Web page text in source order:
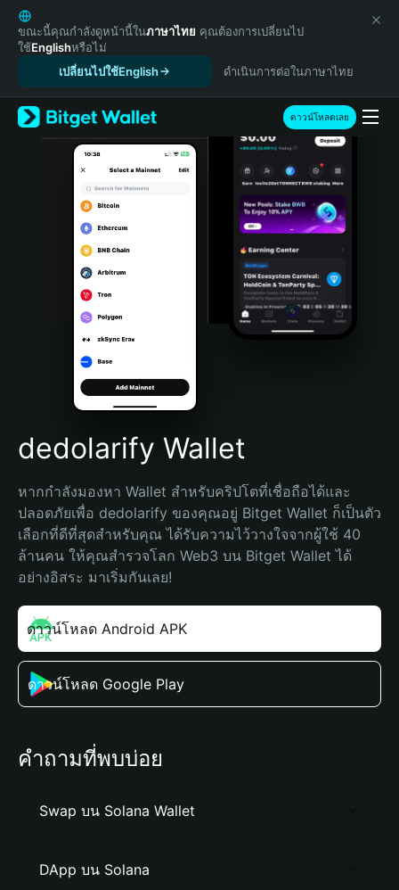
English
日本語
Tiếng Việt
Español (Latinoamérica)
Türkçe
Italiano
Português (Portugal)
Bahasa Indonesia
Português (Brasil)
Español (Argentina)
ขณะนี้คุณกำลังดูหน้านี้ในภาษาไทย คุณต้องการเปลี่ยนไป
ใช้Englishหรือไม่
เปลี่ยนไปใช้English
ดำเนินการต่อในภาษาไทย
ดาวน์โหลดเลย
dedolarify Wallet
หากกำลังมองหา Wallet สำหรับคริปโตที่เชื่อถือได้และ
ปลอดภัยเพื่อ dedolarify ของคุณอยู่ Bitget Wallet ก็เป็นตัว
เลือกที่ดีที่สุดสำหรับคุณ ได้รับความไว้วางใจจากผู้ใช้ 40
ล้านคน ให้คุณสำรวจโลก Web3 บน Bitget Wallet ได้
อย่างอิสระ มาเริ่มกันเลย!
ดาวน์โหลด Android APK
ดาวน์โหลด Google Play
คำถามที่พบบ่อย
Swap บน Solana Wallet
DApp บน Solana